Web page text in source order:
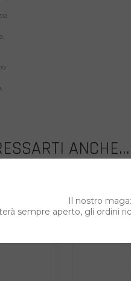
ANCHE...
%
Il nostro
sempre aperto, gli ordini